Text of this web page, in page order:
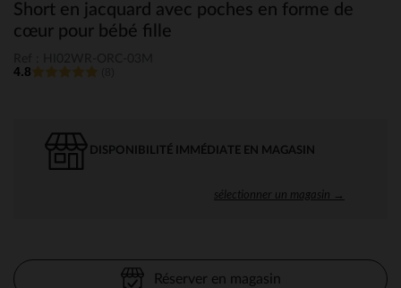
Short en jacquard avec poches en forme de
cœur pour bébé fille
4.8
DISPONIBILITÉ IMMÉDIATE EN MAGASIN
sélectionner un magasin →
Réserver en magasin